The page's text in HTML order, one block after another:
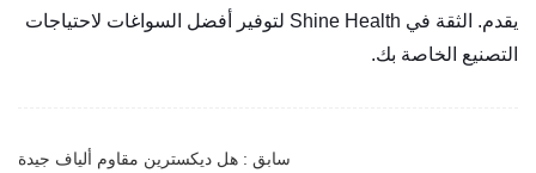
يقدم. الثقة في Shine Health لتوفير أفضل السواغات لاحتياجات
التصنيع الخاصة بك.
سابق : هل ديكسترين مقاوم ألياف جيدة